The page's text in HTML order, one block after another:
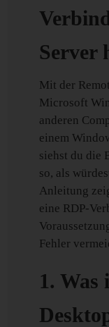
Server
Mit der
Microsoft
anderen
einem
siehst du die
so, als
Anleitung
eine RDP-
Fehler
1. Was